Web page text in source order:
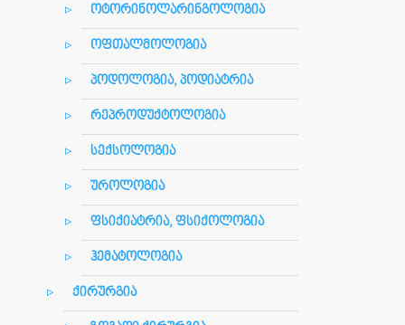
ოტორინოლარინგოლოგია
ოფთალმოლოგია
პოდოლოგია, პოდიატრია
რეპროდუქტოლოგია
სექსოლოგია
უროლოგია
ფსიქიატრია, ფსიქოლოგია
ჰემატოლოგია
ქირურგია